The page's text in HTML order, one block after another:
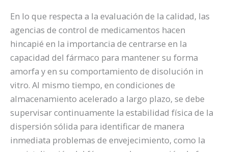
En lo que respecta a la evaluación de la calidad, las
agencias de control de medicamentos hacen
hincapié en la importancia de centrarse en la
capacidad del fármaco para mantener su forma
amorfa y en su comportamiento de disolución in
vitro. Al mismo tiempo, en condiciones de
almacenamiento acelerado a largo plazo, se debe
supervisar continuamente la estabilidad física de la
dispersión sólida para identificar de manera
inmediata problemas de envejecimiento, como la